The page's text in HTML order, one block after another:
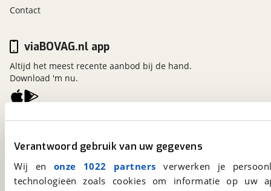
Verantwoord gebruik van uw gegevens
Wij en onze 1022 partners verwerken je
technologieën zoals cookies om informatie op
Contact
viaBOVAG.nl
Kosterijland15
3981 AJ Bunnik
Een initiatief van
BOVAG
viaBOVAG.nl app
Altijd het meest recente aanbod bij de hand.
Download 'm nu.